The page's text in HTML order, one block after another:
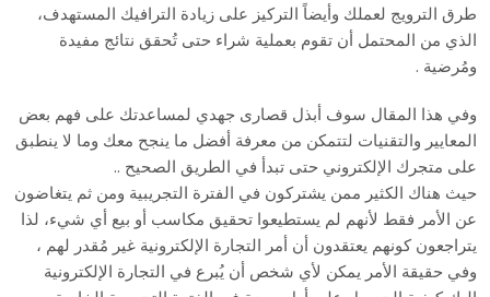
طرق الترويج لعملك وأيضاً التركيز على زيادة الترافيك المستهدف،
الذي من المحتمل أن تقوم بعملية شراء حتى تُحقق نتائج مفيدة
ومُرضية .
وفي هذا المقال سوف أبذل قصارى جهدي لمساعدتك على فهم بعض
المعايير والتقنيات لتتمكن من معرفة أفضل ما ينجح معك وما لا ينطبق
على متجرك الإلكتروني حتى تبدأ في الطريق الصحيح ..
حيث هناك الكثير ممن يشتركون في الفترة التجريبية ومن ثم يتغاضون
عن الأمر فقط لأنهم لم يستطيعوا تحقيق مكاسب أو بيع أي شيء، لذا
يتراجعون كونهم يعتقدون أن أمر التجارة الإلكترونية غير مُقدر لهم ،
وفي حقيقة الأمر يمكن لأي شخص أن يُبرع في التجارة الإلكترونية